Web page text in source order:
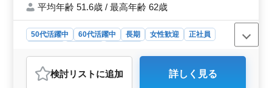
事施工管理技士 ・2級電気工事施工管理技士
平均年齢 51.6歳 / 最高年齢 62歳
50代活躍中 60代活躍中 長期 女性歓迎
正社員
おすすめポイント
＜仕事内容の魅力＞ 大手企業や官公庁からの受注を受
検討リスト に追加 詳しく見る